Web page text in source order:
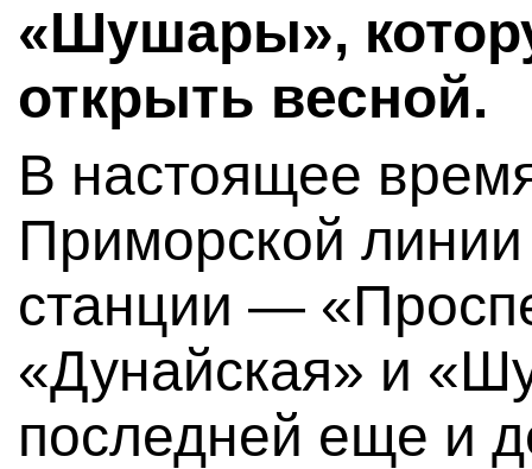
«Шушары»,
открыть весной.
В настоящее
Приморской линии
станции —
«Дунайская» и
последней еще и